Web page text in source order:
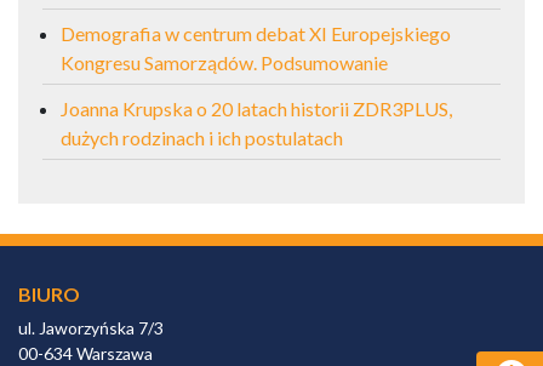
Demografia w centrum debat XI Europejskiego
Kongresu Samorządów. Podsumowanie
Joanna Krupska o 20 latach historii ZDR3PLUS,
dużych rodzinach i ich postulatach
BIURO
ul. Jaworzyńska 7/3
00-634 Warszawa